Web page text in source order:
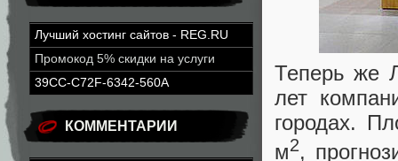
Лучший хостинг сайтов - REG.RU
Промокод 5% скидки на услуги
39CC-C72F-6342-560A
КОММЕНТАРИИ
Теперь же
лет
городах.
м2,